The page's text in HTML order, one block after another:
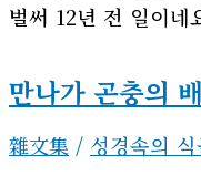
벌써 12년 전 일이네
만나가 곤충의
雜文集 / 성경속의 식